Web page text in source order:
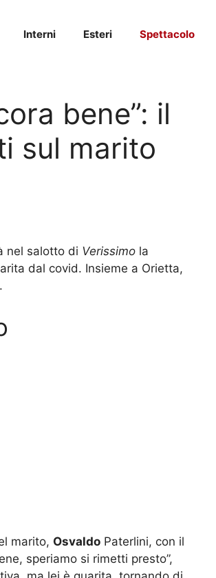
Interni Esteri Spettacolo
bene”: il
sul marito
nel salotto di Verissimo la
dal covid. Insieme a Orietta,
marito, Osvaldo Paterlini, con il
speriamo si rimetti presto”,